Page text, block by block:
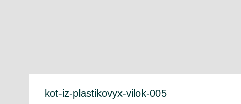
kot-iz-plastikovyx-vilok-005